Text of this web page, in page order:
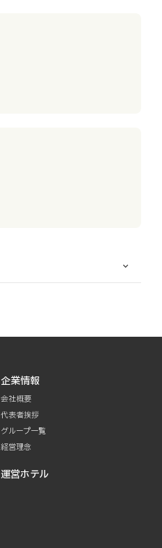
企業情報
会社概要
代表者挨拶
グループ一覧
経営理念
運営ホテル